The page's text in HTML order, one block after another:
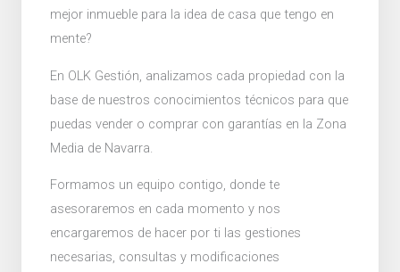
mejor inmueble para la idea de casa que tengo en
mente?
En OLK Gestión, analizamos cada propiedad con la
base de nuestros conocimientos técnicos para que
puedas vender o comprar con garantías en la Zona
Media de Navarra.
Formamos un equipo contigo, donde te
asesoraremos en cada momento y nos
encargaremos de hacer por ti las gestiones
necesarias, consultas y modificaciones